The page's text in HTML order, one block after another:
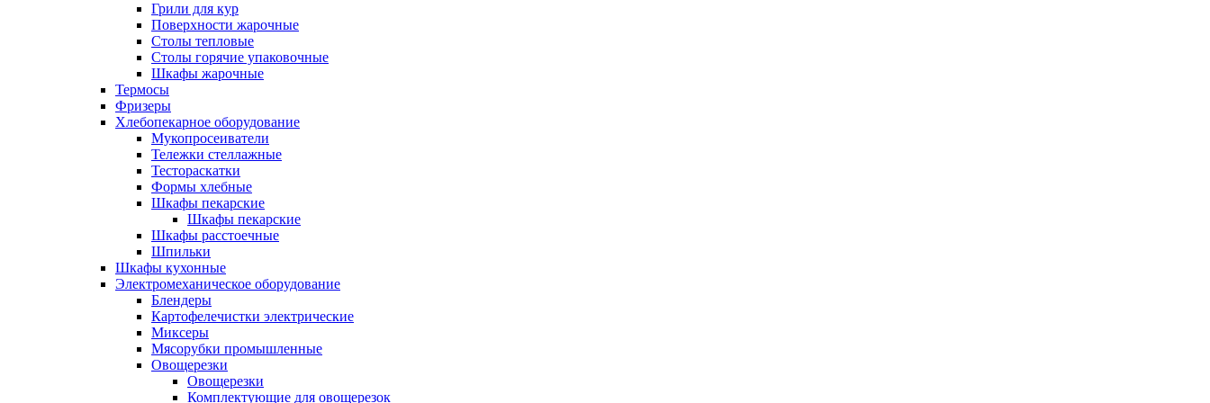
Грили для кур
Поверхности жарочные
Столы тепловые
Столы горячие упаковочные
Шкафы жарочные
Термосы
Фризеры
Хлебопекарное оборудование
Мукопросеиватели
Тележки стеллажные
Тестораскатки
Формы хлебные
Шкафы пекарские
Шкафы пекарские
Шкафы расстоечные
Шпильки
Шкафы кухонные
Электромеханическое оборудование
Блендеры
Картофелечистки электрические
Миксеры
Мясорубки промышленные
Овощерезки
Овощерезки
Комплектующие для овощерезок